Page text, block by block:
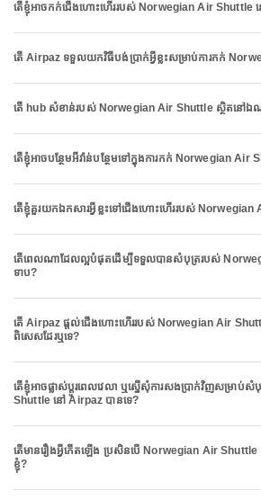
តើខ្ញុំអាចកក់ជើងហោះហើររបស់ Norwegian Air Shuttle
តើ Airpaz ទទួលយកវិធីបង់ប្រាក់អ្វីខ្លះសម្រាប់ការកក់
តើ hub សំខាន់របស់ Norwegian Air Shuttle ស្ថិតនៅឯ
តើខ្ញុំអាចបន្ថែមអីវ៉ាន់បន្ថែមទៅក្នុងការកក់ Norwegian Air
តើខ្ញុំគួរយកឯកសារអ្វីខ្លះទៅជើងហោះហើររបស់
តើពេលណាដែលល្អបំផុតដើម្បីទទួលបានសំបុត្ររបស់
ទាប?
តើ Airpaz ផ្តល់ជើងហោះហើររបស់ Norwegian Air
ពិសេសដែរឬទេ?
តើខ្ញុំអាចផ្លាស់ប្តូរពេលវេលា ឬស្នើសុំការសងប្រាក់វិញសម្រា
Shuttle នៅ Airpaz បានទេ?
តើមានរឿងអ្វីកើតឡើង ប្រសិនបើ Norwegian Air
ខ្ញុំ?